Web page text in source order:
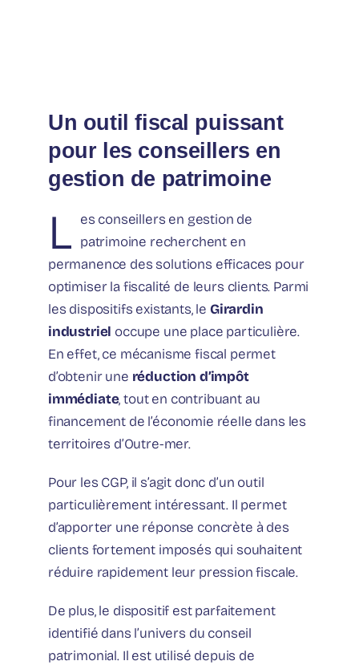
Un outil fiscal puissant
pour les conseillers en
gestion de patrimoine
L es conseillers en gestion de
patrimoine recherchent en
permanence des solutions efficaces pour
optimiser la fiscalité de leurs clients. Parmi
les dispositifs existants, le Girardin
industriel occupe une place particulière.
En effet, ce mécanisme fiscal permet
d’obtenir une réduction d’impôt
immédiate, tout en contribuant au
financement de l’économie réelle dans les
territoires d’Outre-mer.
Pour les CGP, il s’agit donc d’un outil
particulièrement intéressant. Il permet
d’apporter une réponse concrète à des
clients fortement imposés qui souhaitent
réduire rapidement leur pression fiscale.
De plus, le dispositif est parfaitement
identifié dans l’univers du conseil
patrimonial. Il est utilisé depuis de